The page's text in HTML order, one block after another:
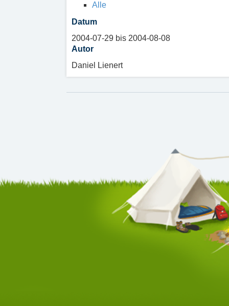
Alle
Datum
2004-07-29 bis 2004-08-08
Autor
Daniel Lienert